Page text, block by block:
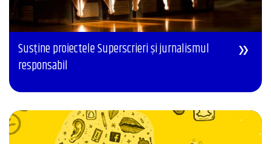
Susține proiectele Superscrieri și jurnalismul
responsabil